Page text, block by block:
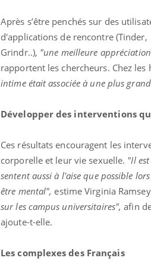
Après s’être penchés sur des
d'applications de rencontre (Tinder,
Grindr..), "une meilleure
rapportent les chercheurs. Chez les
intime était associée à une plus
Développer des interventions
Ces résultats encouragent les
corporelle et leur vie sexuelle. "Il
sentent aussi à l'aise que possible
être mental", estime Virginia
sur les campus universitaires", afin
ajoute-t-elle.
Les complexes des Français